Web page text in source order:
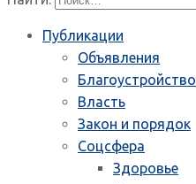
Публикации
Объявления
Благоустройство
Власть
Закон и порядок
Соцсфера
Здоровье